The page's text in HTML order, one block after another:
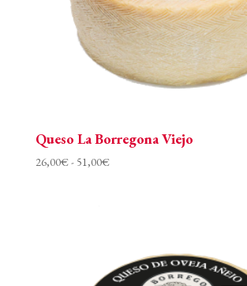
Queso La Borregona Viejo
26,00€- 51,00€Rango
51,00€